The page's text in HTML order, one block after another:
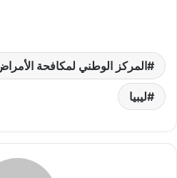
المركز الوطني لمكافحة
ليبيا